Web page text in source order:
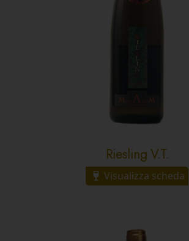
Riesling V.T.
Visualizza scheda